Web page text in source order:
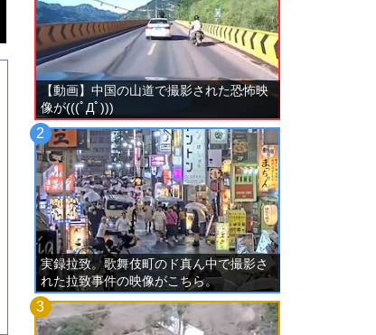
【動画】中国の山道で撮影された恐怖映
像が(((ﾟДﾟ)))
実録拉致。歌舞伎町のド真ん中で撮影さ
れた拉致事件の映像がこちら。